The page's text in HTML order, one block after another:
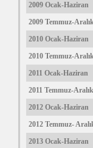
2009 Ocak-Haziran
2009 Temmuz-
2010 Ocak-Haziran
2010 Temmuz-
2011 Ocak-Haziran
2011 Temmuz-Aralık
2012 Ocak-Haziran
2012 Temmuz-
2013 Ocak-Haziran